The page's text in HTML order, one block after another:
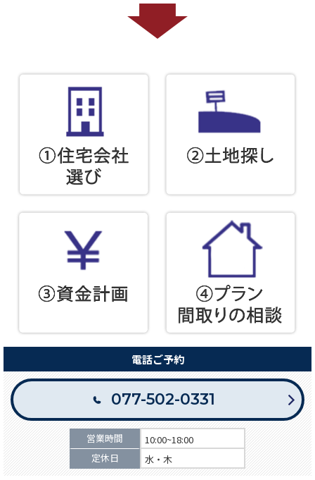
電話ご予約
077-502-0331
営業時間
10:00~18:00
定休日
水・木